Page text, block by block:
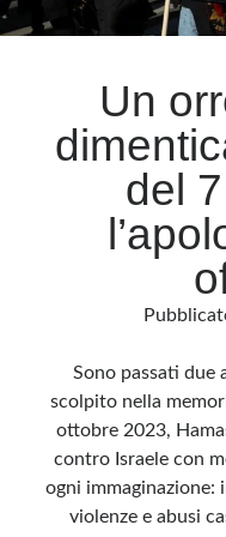
Archivio
Categorie
sensi della legge n· 62 del
ritenuti offensivi o lesivi
razzisti o che contengano dati
privacy. Alcune immagini inserite
considerate di pubblico dominio.
diritti d’autore, vi invito a
immediatamente rimosse.
tramite link né del loro
Un
del
Sono passati due
scolpito nella
ottobre 2023,
contro Israele con
ogni immaginazione:
violenze e abusi